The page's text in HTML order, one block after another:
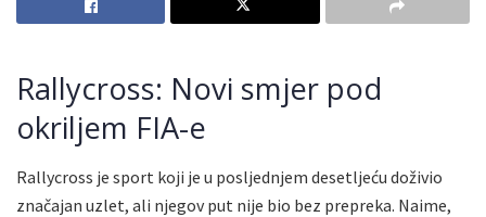
Rallycross: Novi smjer pod
okriljem FIA-e
Rallycross je sport koji je u posljednjem desetljeću doživio
značajan uzlet, ali njegov put nije bio bez prepreka. Naime,